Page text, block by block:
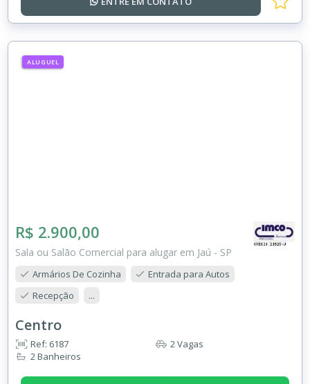
ALUGUEL
R$ 2.900,00
Sala ou Salão Comercial para alugar em Jaú - SP
Armários De Cozinha
Entrada para Autos
Recepção
...
Centro
Ref: 6187
2 Banheiros
2 Vagas